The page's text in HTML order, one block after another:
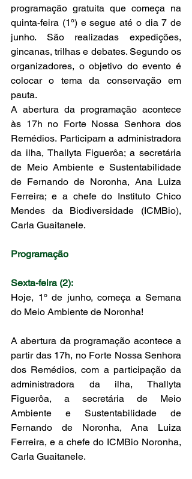
programação gratuita que começa na
quinta-feira (1º) e segue até o dia 7 de
junho. São realizadas expedições,
gincanas, trilhas e debates. Segundo os
organizadores, o objetivo do evento é
colocar o tema da conservação em
pauta.
A abertura da programação acontece
às 17h no Forte Nossa Senhora dos
Remédios. Participam a administradora
da ilha, Thallyta Figuerôa; a secretária
de Meio Ambiente e Sustentabilidade
de Fernando de Noronha, Ana Luiza
Ferreira; e a chefe do Instituto Chico
Mendes da Biodiversidade (ICMBio),
Carla Guaitanele.
Programação
Sexta-feira (2):
Hoje, 1º de junho, começa a Semana
do Meio Ambiente de Noronha!
A abertura da programação acontece a
partir das 17h, no Forte Nossa Senhora
dos Remédios, com a participação da
administradora da ilha, Thallyta
Figuerôa, a secretária de Meio
Ambiente e Sustentabilidade de
Fernando de Noronha, Ana Luiza
Ferreira, e a chefe do ICMBio Noronha,
Carla Guaitanele.